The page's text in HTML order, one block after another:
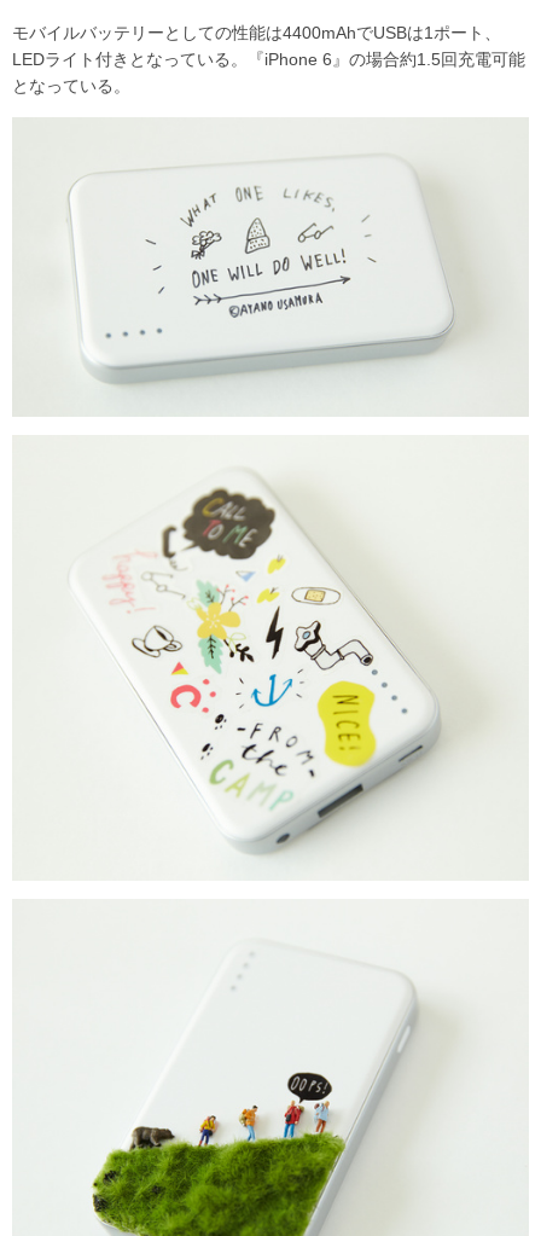
モバイルバッテリーとしての性能は4400mAhでUSBは1ポート、
LEDライト付きとなっている。『iPhone 6』の場合約1.5回充電可能
となっている。